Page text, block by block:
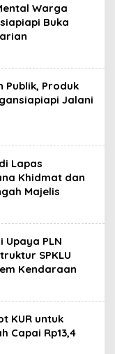
Warga
Buka
Publik, Produk
Jalani
Lapas
Khidmat dan
Majelis
Upaya PLN
SPKLU
Kendaraan
KUR untuk
Capai Rp13,4